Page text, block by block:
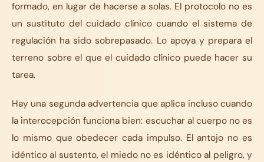
formado, en lugar de hacerse a solas. El protocolo no es
un sustituto del cuidado clínico cuando el sistema de
regulación ha sido sobrepasado. Lo apoya y prepara el
terreno sobre el que el cuidado clínico puede hacer su
tarea.
Hay una segunda advertencia que aplica incluso cuando
la interocepción funciona bien: escuchar al cuerpo no es
lo mismo que obedecer cada impulso. El antojo no es
idéntico al sustento, el miedo no es idéntico al peligro, y